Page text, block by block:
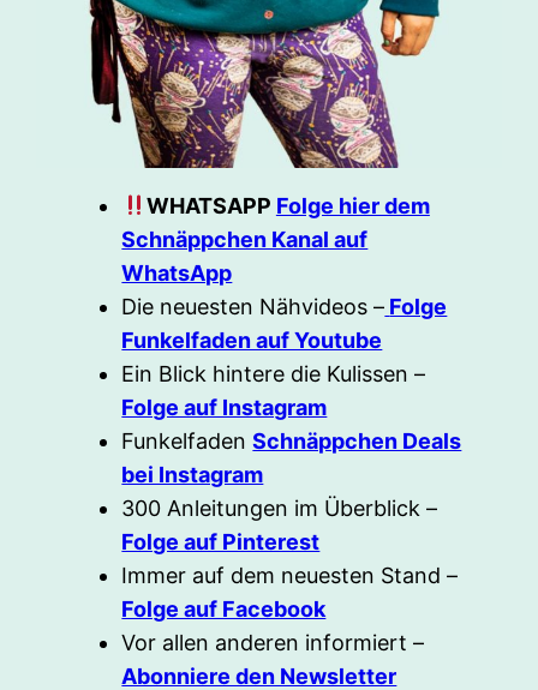
WHATSAPP Folge hier dem
Schnäppchen Kanal auf
WhatsApp
Die neuesten Nähvideos – Folge
Funkelfaden auf Youtube
Ein Blick hintere die Kulissen –
Folge auf Instagram
FunkelfadenSchnäppchen Deals
bei Instagram
300 Anleitungen im Überblick –
Folge auf Pinterest
Immer auf dem neuesten Stand –
Folge auf Facebook
Vor allen anderen informiert –
Abonniere den Newsletter